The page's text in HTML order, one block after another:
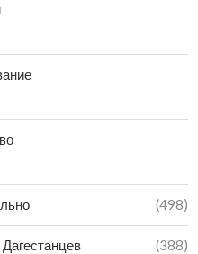
(498)
(388)